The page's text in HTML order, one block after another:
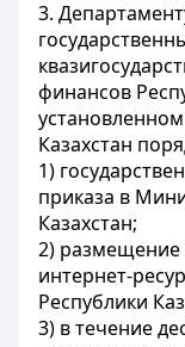
3.
финансов
Казахстан
1)
приказа в
Казахстан;
2) размещение
интернет-
Республики
3) в течение